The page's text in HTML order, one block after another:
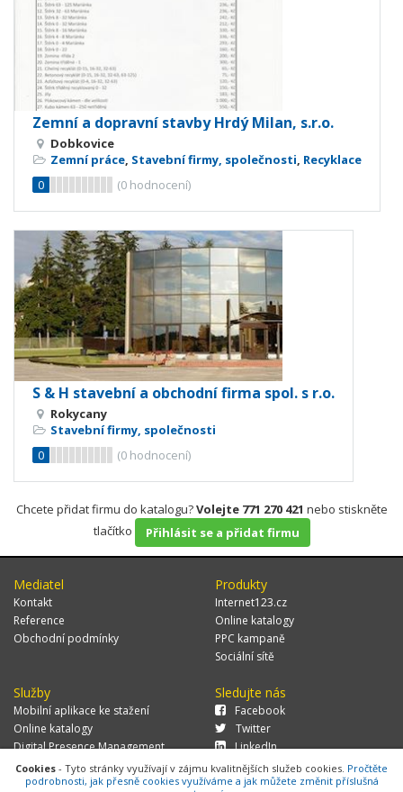
Zemní a dopravní stavby Hrdý Milan, s.r.o.
Dobkovice
Zemní práce Stavební firmy, společnosti Recyklace
0
(0 hodnocení)
S & H stavební a obchodní firma spol. s r.o.
Rokycany
Stavební firmy, společnosti
0
(0 hodnocení)
Chcete přidat firmu do katalogu?Volejte 771 270 421 nebo stiskněte
tlačítko
Přihlásit se a přidat firmu
Mediatel
Kontakt
Reference
Obchodní podmínky
Produkty
Internet123.cz
Online katalogy
PPC kampaně
Sociální sítě
Služby
Mobilní aplikace ke stažení
Online katalogy
Digital Presence Management
Více zákazníků
Sledujte nás
Facebook
Twitter
LinkedIn
Cookies - Tyto stránky využívají v zájmu kvalitnějších služeb cookies. Pročtěte
podrobnosti, jak přesně cookies využíváme a jak můžete změnit příslušná